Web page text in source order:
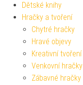
Dětské knihy
Hračky a tvoření
Chytré hračky
Hravé objevy
Kreativní tvoření
Venkovní hračky
Zábavné hračky